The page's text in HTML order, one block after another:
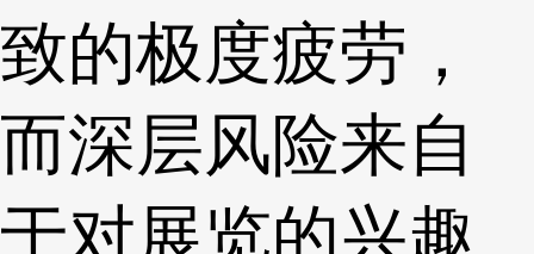
致的极度疲劳，
而深层风险来自
于对展览的兴趣